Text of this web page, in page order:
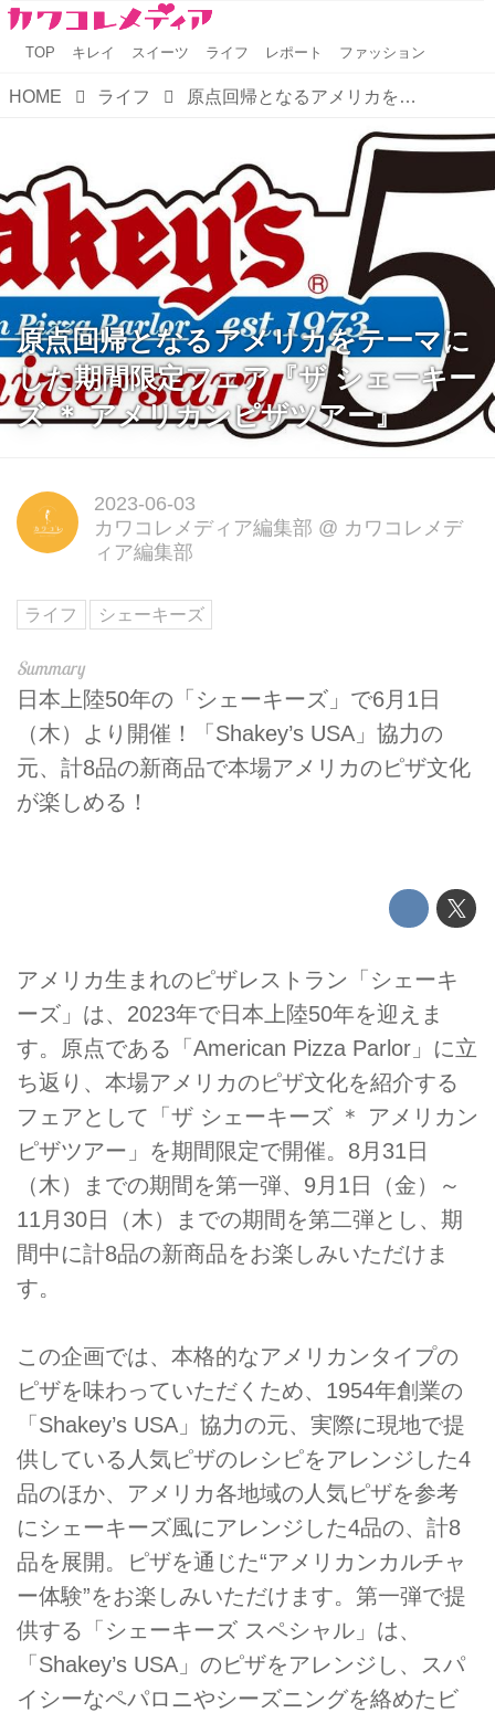
TOP キレイ スイーツ ライフ レポート ファッション
HOME ライフ 原点回帰となるアメリカをテーマにした期間限定フェア『ザ シェーキーズ ＊ アメリカンピザツアー』
原点回帰となるアメリカをテーマに
した期間限定フェア『ザ シェーキー
ズ ＊ アメリカンピザツアー』
2023-06-03
カワコレメディア編集部 @ カワコレメデ
ィア編集部
ライフ シェーキーズ
日本上陸50年の「シェーキーズ」で6月1日
（木）より開催！「Shakey’s USA」協力の
元、計8品の新商品で本場アメリカのピザ文化
が楽しめる！
アメリカ生まれのピザレストラン「シェーキ
ーズ」は、2023年で日本上陸50年を迎えま
す。原点である「American Pizza Parlor」に立
ち返り、本場アメリカのピザ文化を紹介する
フェアとして「ザ シェーキーズ ＊ アメリカン
ピザツアー」を期間限定で開催。8月31日
（木）までの期間を第一弾、9月1日（金）～
11月30日（木）までの期間を第二弾とし、期
間中に計8品の新商品をお楽しみいただけま
す。
この企画では、本格的なアメリカンタイプの
ピザを味わっていただくため、1954年創業の
「Shakey’s USA」協力の元、実際に現地で提
供している人気ピザのレシピをアレンジした4
品のほか、アメリカ各地域の人気ピザを参考
にシェーキーズ風にアレンジした4品の、計8
品を展開。ピザを通じた“アメリカンカルチャ
ー体験”をお楽しみいただけます。第一弾で提
供する「シェーキーズ スペシャル」は、
「Shakey’s USA」のピザをアレンジし、スパ
イシーなペパロニやシーズニングを絡めたビ